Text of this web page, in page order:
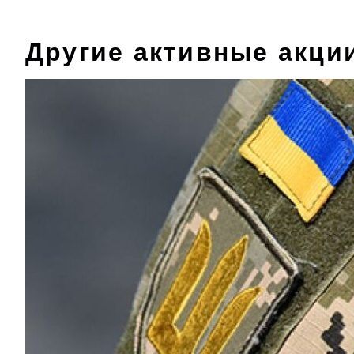
Другие активные